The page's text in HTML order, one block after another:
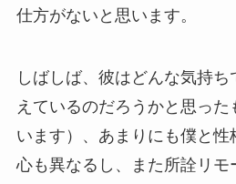
仕方がないと思います。
しばしば、彼はどんな気持
えているのだろうかと思っ
います）、あまりにも僕と性
心も異なるし、また所詮リモ